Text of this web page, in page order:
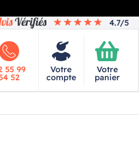
4.7/5
55 99
52
Votre
compte
Votre
panier